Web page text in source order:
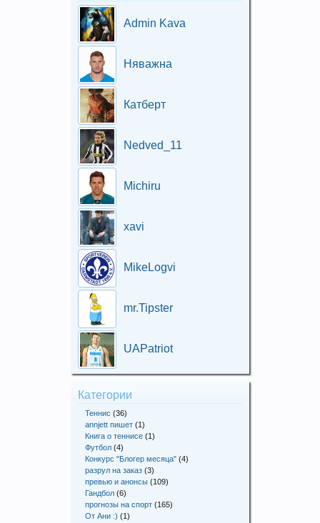
Admin Kava
Няважна
Катберт
Nedved_11
Michiru
xavi
MikeLogvi
mr.Tipster
UAPatriot
Категории
Теннис (36)
annjett пишет (1)
Книга о теннисе (1)
Футбол (4)
Конкурс "Блогер месяца" (4)
разрул на заказ (3)
превью и анонсы (109)
Гандбол (6)
прогнозы на спорт (165)
От Ани :) (1)